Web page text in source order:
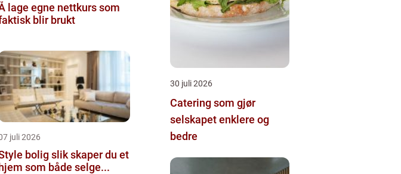
lage egne nettkurs som
blir brukt
juli 2026
bolig slik skaper du et
som både selge...
30 juli 2026
Catering som gjør
selskapet enklere og
bedre